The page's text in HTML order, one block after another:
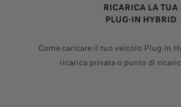
RICARICA LA TUA
PLUG-IN HYBRID
Come caricare il tuo veicolo Plug-In
ricarica privata o punto di